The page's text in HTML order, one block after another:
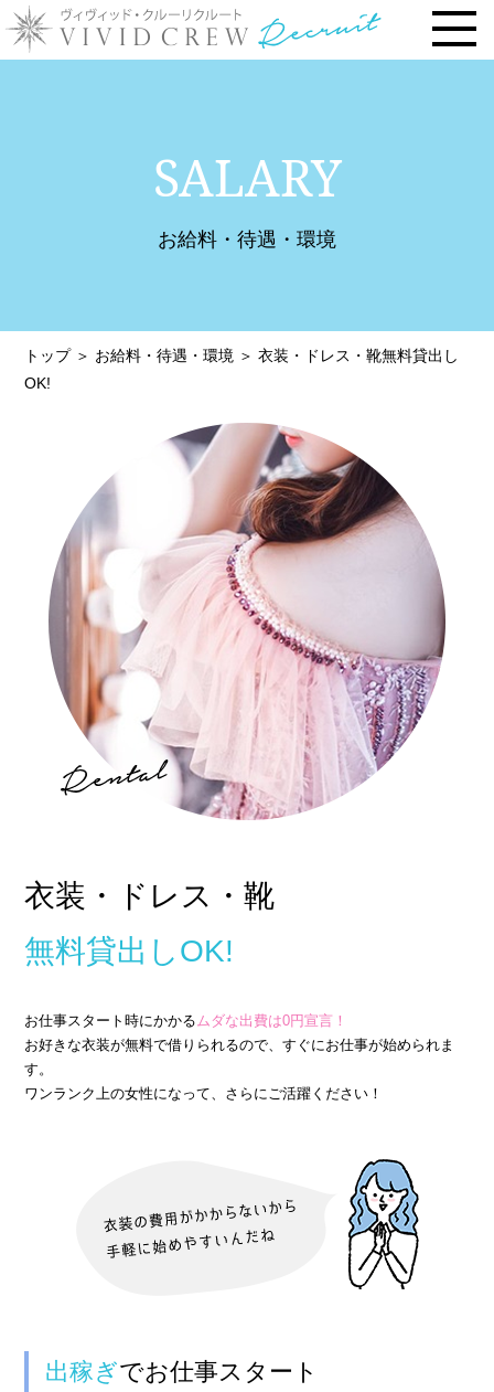
› 風俗店・キャバクラ店との違い
› お客様との連絡先交換一切なし
› 未経験・新人の方へ
他店との違い
› 他店とのお給料比較
› 他店との考え方比較
› 他店との待遇の比較
› 他店との送りの比較
› VIVIDCREW十三本店
› VIVIDCREW梅田堂山店
› Madame 2nd virgin 十三
› VIVIDCREW Pink Party Paradise
お給料・待遇・環境
› 完全自由出勤制
› 託児所代金全額負担
› お得な特典
› 県外でも送り無料
› お給料明細公開中!
SALARY
お給料・待遇・環境
トップ＞ お給料・待遇・環境 ＞衣装・ドレス・靴無料貸出し
OK!
衣装・ドレス・靴
無料貸出しOK!
お仕事スタート時にかかるムダな出費は0円宣言！
お好きな衣装が無料で借りられるので、すぐにお仕事が始められま
す。
ワンランク上の女性になって、さらにご活躍ください！
出稼ぎでお仕事スタート